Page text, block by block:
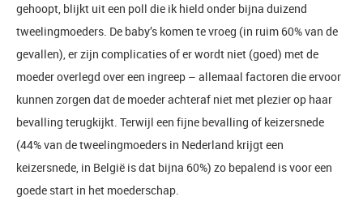
gehoopt, blijkt uit een poll die ik hield onder bijna duizend
tweelingmoeders. De baby’s komen te vroeg (in ruim 60% van de
gevallen), er zijn complicaties of er wordt niet (goed) met de
moeder overlegd over een ingreep – allemaal factoren die ervoor
kunnen zorgen dat de moeder achteraf niet met plezier op haar
bevalling terugkijkt. Terwijl een fijne bevalling of keizersnede
(44% van de tweelingmoeders in Nederland krijgt een
keizersnede, in België is dat bijna 60%) zo bepalend is voor een
goede start in het moederschap.